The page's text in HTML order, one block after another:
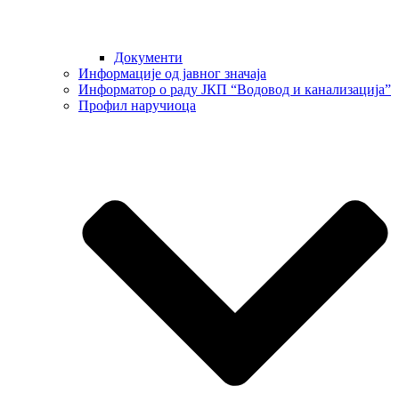
Документи
Информације од јавног значаја
Информатор о раду ЈКП “Водовод и канализација”
Профил наручиоца